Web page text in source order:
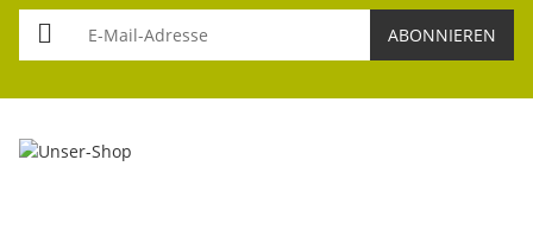
E-Mail-Adresse ABONNIEREN